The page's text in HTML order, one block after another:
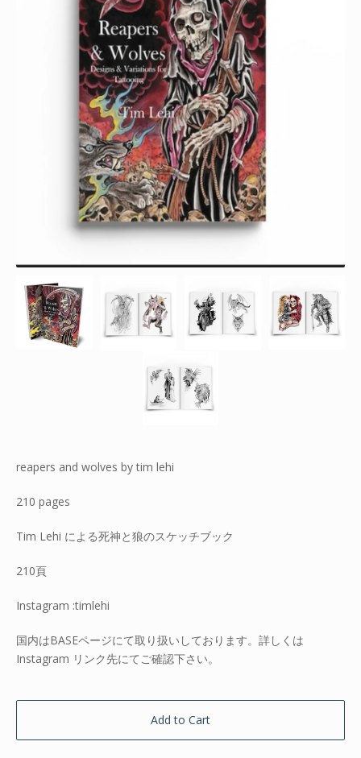
reapers and wolves by tim lehi
210 pages
Tim Lehi による死神と狼のスケッチブック
210頁
Instagram :timlehi
国内はBASEページにて取り扱いしております。詳しくは
Instagram リンク先にてご確認下さい。
Add to Cart